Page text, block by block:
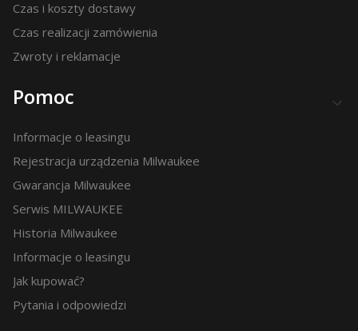
Czas i koszty dostawy
Czas realizacji zamówienia
Zwroty i reklamacje
Pomoc
Informacje o leasingu
Rejestracja urządzenia Milwaukee
Gwarancja Milwaukee
Serwis MILWAUKEE
Historia Milwaukee
Informacje o leasingu
Jak kupować?
Pytania i odpowiedzi